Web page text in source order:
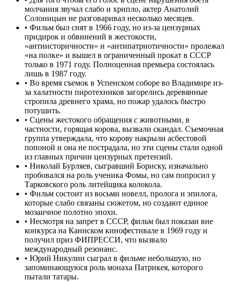
молчания звучал слабо и хрипло, актер Анатолий
Солоницын не разговаривал несколько месяцев.
• Фильм был снят в 1966 году, но из-за цензурных
придирок и обвинений в жестокости,
«антиисторичности» и «антипатриотичности» пролежал
«на полке» и вышел в ограниченный прокат в СССР
только в 1971 году. Полноценная премьера состоялась
лишь в 1987 году.
• Во время съемок в Успенском соборе во Владимире из-
за халатности пиротехников загорелись деревянные
стропила древнего храма, но пожар удалось быстро
потушить.
• Сцены жестокого обращения с животными, в
частности, горящая корова, вызвали скандал. Съемочная
группа утверждала, что корову накрыли асбестовой
попоной и она не пострадала, но эти сцены стали одной
из главных причин цензурных претензий.
• Николай Бурляев, сыгравший Бориску, изначально
пробовался на роль ученика Фомы, но сам попросил у
Тарковского роль литейщика колокола.
• Фильм состоит из восьми новелл, пролога и эпилога,
которые слабо связаны сюжетом, но создают единое
мозаичное полотно эпохи.
• Несмотря на запрет в СССР, фильм был показан вне
конкурса на Каннском кинофестивале в 1969 году и
получил приз ФИПРЕССИ, что вызвало
международный резонанс.
• Юрий Никулин сыграл в фильме небольшую, но
запоминающуюся роль монаха Патрикея, которого
пытали татары.